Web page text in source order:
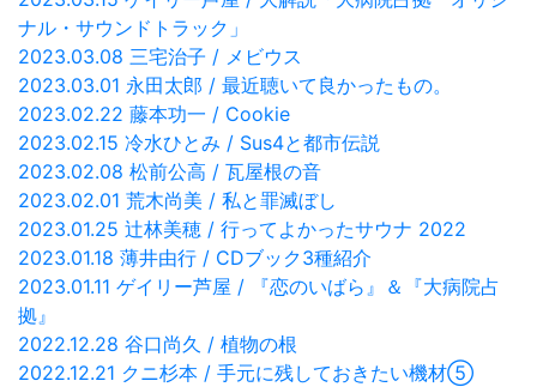
ナル・サウンドトラック」
2023.03.08 三宅治子 / メビウス
2023.03.01 永田太郎 / 最近聴いて良かったもの。
2023.02.22 藤本功一 / Cookie
2023.02.15 冷水ひとみ / Sus4と都市伝説
2023.02.08 松前公高 / 瓦屋根の音
2023.02.01 荒木尚美 / 私と罪滅ぼし
2023.01.25 辻林美穂 / 行ってよかったサウナ 2022
2023.01.18 薄井由行 / CDブック3種紹介
2023.01.11 ゲイリー芦屋 / 『恋のいばら』＆『大病院占
拠』
2022.12.28 谷口尚久 / 植物の根
2022.12.21 クニ杉本 / 手元に残しておきたい機材⑤